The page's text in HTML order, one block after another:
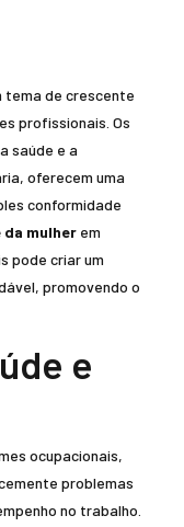
tema de crescente
profissionais. Os
saúde e a
oferecem uma
conformidade
da mulher em
pode criar um
promovendo o
e
ocupacionais,
problemas
no trabalho.